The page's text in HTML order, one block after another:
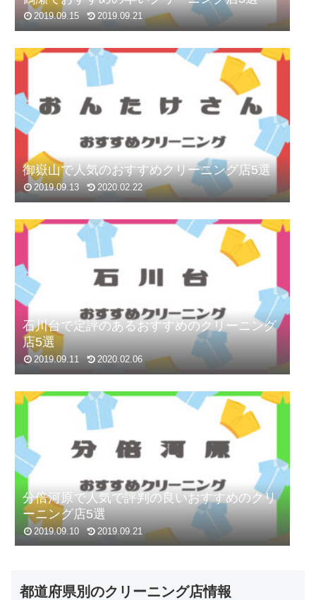
2019.09.15 2019.09.21
御嶽山で人気のおすすめクリーニング店5選
2019.09.13 2020.02.22
石川台で定評のあるおすすめのクリーニング
店5選
2019.09.11 2020.02.06
分倍河原で人気で評判の良いおすすめのクリ
ーニング店5選
2019.09.10 2019.09.21
都道府県別のクリーニング店情報